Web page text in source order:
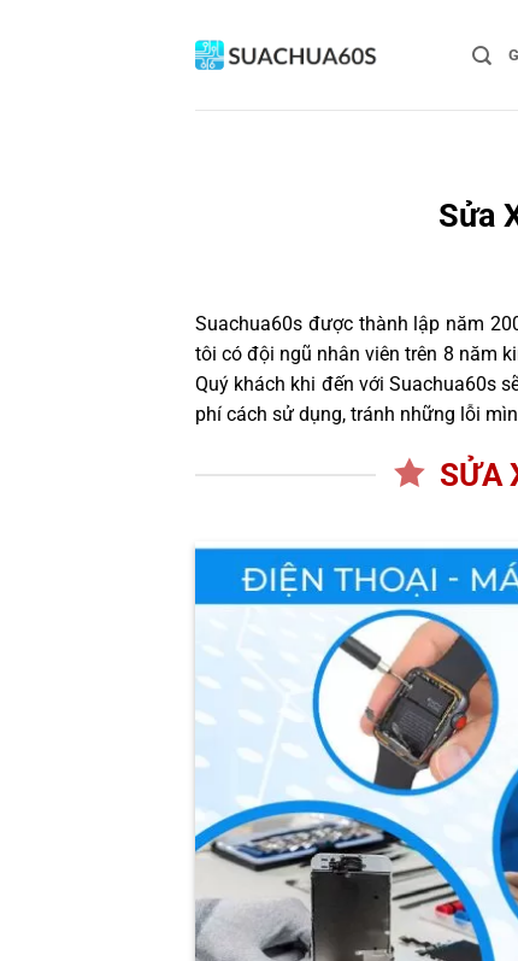
Sửa
Suachua60s được thành lập năm
tôi có đội ngũ nhân viên trên 8 năm
Quý khách khi đến với Suachua60s
phí cách sử dụng, tránh những lỗi
SỬA